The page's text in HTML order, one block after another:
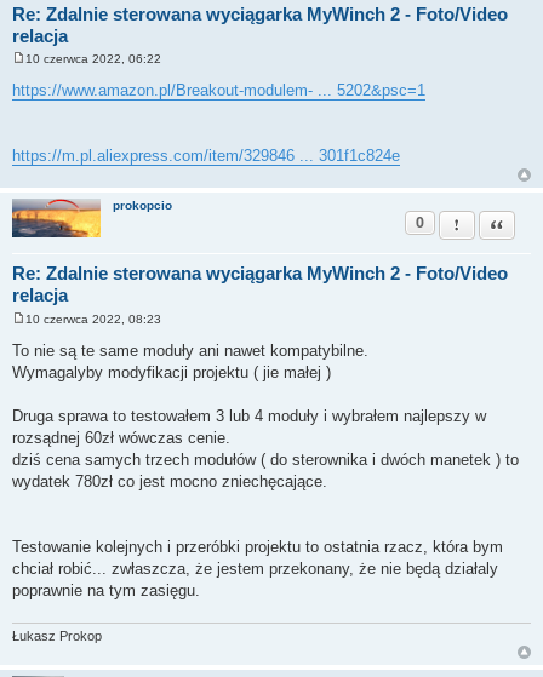
Re: Zdalnie sterowana wyciągarka MyWinch 2 - Foto/Video
relacja
o
s
10 czerwca 2022, 06:22
https://www.amazon.pl/Breakout-modulem- ... 5202&psc=1
https://m.pl.aliexpress.com/item/329846 ... 301f1c824e
prokopcio
Re: Zdalnie sterowana wyciągarka MyWinch 2 - Foto/Video
relacja
0 Zgłoś ten post
Cytuj
s
t
10 czerwca 2022, 08:23
To nie są te same moduły ani nawet kompatybilne.
Wymagalyby modyfikacji projektu ( jie małej )
Druga sprawa to testowałem 3 lub 4 moduły i wybrałem najlepszy w
rozsądnej 60zł wówczas cenie.
dziś cena samych trzech modułów ( do sterownika i dwóch manetek ) to
wydatek 780zł co jest mocno zniechęcające.
Testowanie kolejnych i przeróbki projektu to ostatnia rzacz, która bym
chciał robić... zwłaszcza, że jestem przekonany, że nie będą działaly
poprawnie na tym zasięgu.
Łukasz Prokop